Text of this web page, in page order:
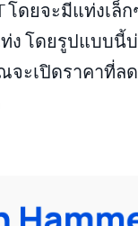
ยจะมีแท่งเล็ก
ง โดยรูปแบบ
ะเปิดราคาที่ล